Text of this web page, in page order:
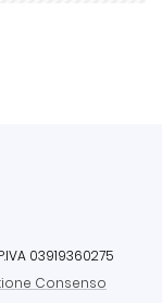
03919360275
Consenso